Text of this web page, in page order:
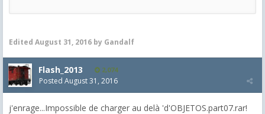
Edited August 31, 2016 by Gandalf
Flash_2013 2,074
Posted August 31, 2016
j'enrage...Impossible de charger au delà 'd'OBJETOS.part07.rar!